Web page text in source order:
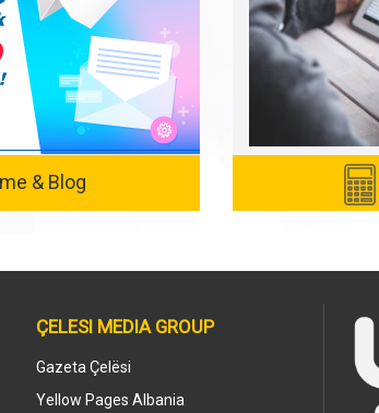
& Blog
ÇELESI MEDIA GROUP
Gazeta Çelësi
Yellow Pages Albania